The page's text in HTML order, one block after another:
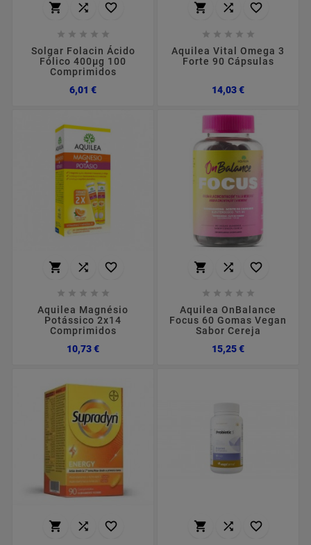
  
    
Solgar Folacin Ácido
Fólico 400µg 100
Comprimidos
6,01 €Preço
  
    
Aquilea Vital Omega 3
Forte 90 Cápsulas
14,03 €Preço
  
    
Aquilea Magnésio
Potássico 2x14
Comprimidos
10,73 €Preço
  
    
Aquilea OnBalance
Focus 60 Gomas Vegan
Sabor Cereja
15,25 €Preço
     